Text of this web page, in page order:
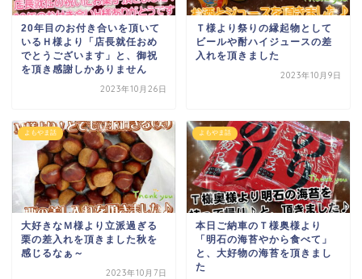
20年目のお付き合いを頂いて
いる Ｈ様より「店長就任おめ
でとうございます 」と、御祝
を頂き感謝しかありません
2023年10月26日
Ｔ様より祭りの縁起物として
ビールや酎ハイ ジュースの差
入れを頂きました
2023年10月9日
よもやま話
大好きなＭ様より 立派過ぎる
栗の差入れを頂きました秋を
感じるなぁ～
2023年10月7日
よもやま話
本日ご納車のＴ様奥様より
「明石の海苔やから食べて 」
と、大好物の海苔を頂きまし
た